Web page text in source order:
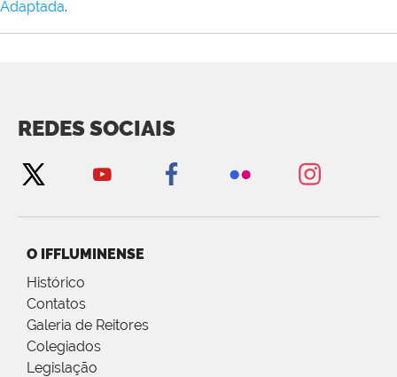
Adaptada.
REDES SOCIAIS
O IFFLUMINENSE
Histórico
Contatos
Galeria de Reitores
Colegiados
Legislação